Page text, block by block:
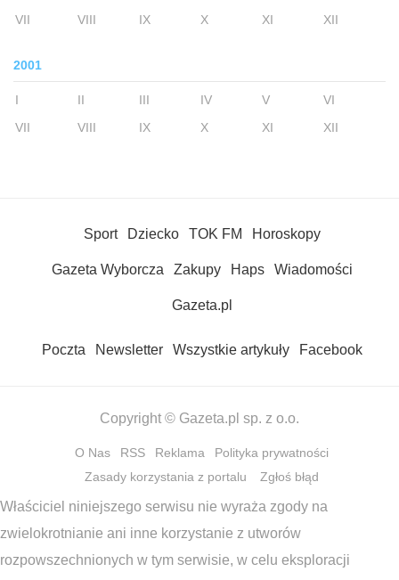
VII
VIII IX X XI XII
2001
I II III IV V
VI
VII
VIII IX X XI XII
Sport Dziecko TOK FM Horoskopy
Gazeta Wyborcza Zakupy Haps Wiadomości
Gazeta.pl
Poczta Newsletter Wszystkie artykuły Facebook
Copyright © Gazeta.pl sp. z o.o.
O Nas RSS Reklama
Polityka prywatności
Zasady korzystania z portalu
Zgłoś błąd
Właściciel niniejszego serwisu nie wyraża zgody na
zwielokrotnianie ani inne korzystanie z utworów
rozpowszechnionych w tym serwisie, w celu eksploracji